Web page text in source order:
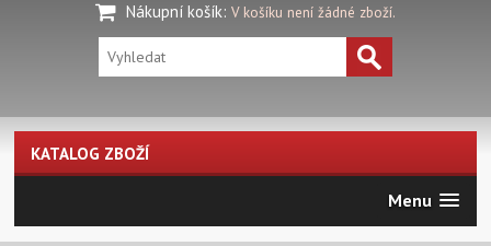
Nákupní košík: V košíku není žádné zboží.
KATALOG ZBOŽÍ
Menu